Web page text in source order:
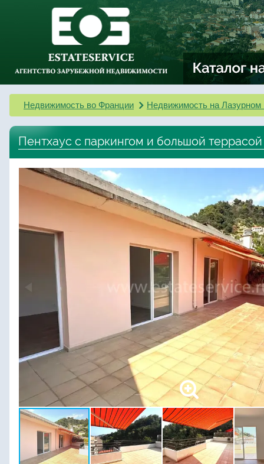
Недвижимость во Франции Недвижимость на Лазурном
Пентхаус с паркингом и большой